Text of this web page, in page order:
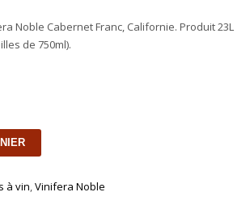
Noble Cabernet Franc, Californie. Produit 23L
de 750ml).
à vin,Vinifera Noble